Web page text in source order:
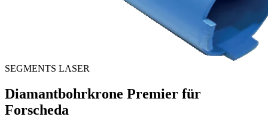
SEGMENTS LASER
Diamantbohrkrone Premier für
Forscheda